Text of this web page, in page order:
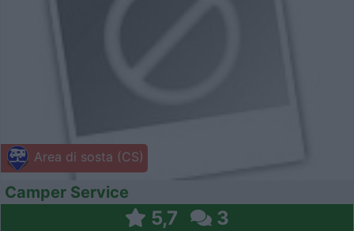
Area di sosta (CS)
Camper Service
5,7 3